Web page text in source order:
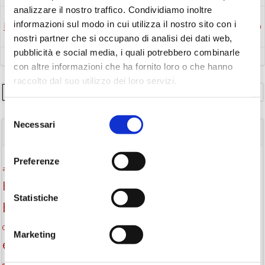
analizzare il nostro traffico. Condividiamo inoltre
informazioni sul modo in cui utilizza il nostro sito con i
nostri partner che si occupano di analisi dei dati web,
pubblicità e social media, i quali potrebbero combinarle
con altre informazioni che ha fornito loro o che hanno
raccolto dal suo utilizzo dei loro servizi.
delNecessari
Preferenze
Statistiche
Marketing
Post
navigation
Precedente
Post
navigation
Successivo
attività per bambini Attività per ragazzi
biblioteca biblioteca di Monselice
biblioteca Monselice Biblioteca San Biagio
Centro per il libro e la lettura cittàchelegge
eventi culturali eventi culturali Monselice